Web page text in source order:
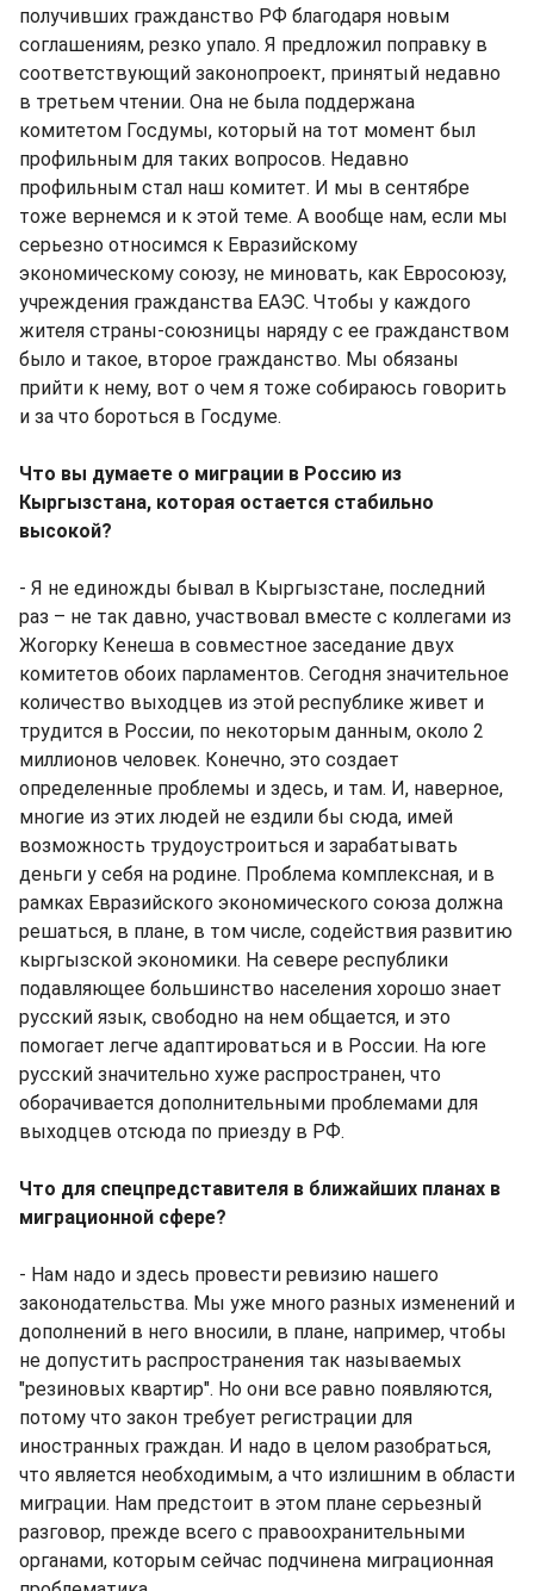
получивших гражданство РФ благодаря новым
соглашениям, резко упало. Я предложил поправку в
соответствующий законопроект, принятый недавно
в третьем чтении. Она не была поддержана
комитетом Госдумы, который на тот момент был
профильным для таких вопросов. Недавно
профильным стал наш комитет. И мы в сентябре
тоже вернемся и к этой теме. А вообще нам, если мы
серьезно относимся к Евразийскому
экономическому союзу, не миновать, как Евросоюзу,
учреждения гражданства ЕАЭС. Чтобы у каждого
жителя страны-союзницы наряду с ее гражданством
было и такое, второе гражданство. Мы обязаны
прийти к нему, вот о чем я тоже собираюсь говорить
и за что бороться в Госдуме.
Что вы думаете о миграции в Россию из
Кыргызстана, которая остается стабильно
высокой?
- Я не единожды бывал в Кыргызстане, последний
раз – не так давно, участвовал вместе с коллегами из
Жогорку Кенеша в совместное заседание двух
комитетов обоих парламентов. Сегодня значительное
количество выходцев из этой республике живет и
трудится в России, по некоторым данным, около 2
миллионов человек. Конечно, это создает
определенные проблемы и здесь, и там. И, наверное,
многие из этих людей не ездили бы сюда, имей
возможность трудоустроиться и зарабатывать
деньги у себя на родине. Проблема комплексная, и в
рамках Евразийского экономического союза должна
решаться, в плане, в том числе, содействия развитию
кыргызской экономики. На севере республики
подавляющее большинство населения хорошо знает
русский язык, свободно на нем общается, и это
помогает легче адаптироваться и в России. На юге
русский значительно хуже распространен, что
оборачивается дополнительными проблемами для
выходцев отсюда по приезду в РФ.
Что для спецпредставителя в ближайших планах в
миграционной сфере?
- Нам надо и здесь провести ревизию нашего
законодательства. Мы уже много разных изменений и
дополнений в него вносили, в плане, например, чтобы
не допустить распространения так называемых
"резиновых квартир". Но они все равно появляются,
потому что закон требует регистрации для
иностранных граждан. И надо в целом разобраться,
что является необходимым, а что излишним в области
миграции. Нам предстоит в этом плане серьезный
разговор, прежде всего с правоохранительными
органами, которым сейчас подчинена миграционная